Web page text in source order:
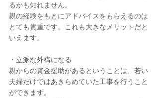
るかも知れません。
親の経験をもとにアドバイスをもらえるのは
とても貴重です。これも大きなメリットだと
いえます。
・立派な外構になる
親からの資金援助があるということは、若い
夫婦だけではあきらめていた工事を行うこと
ができます。